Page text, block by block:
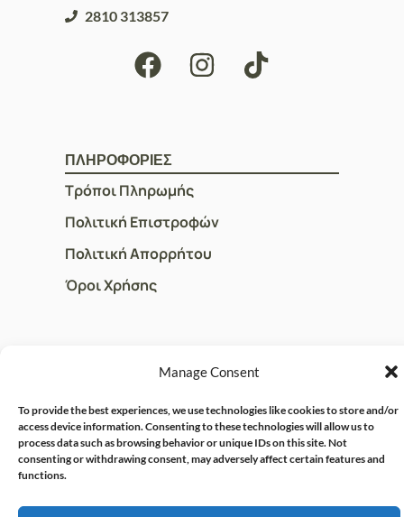
Manage Consent
To provide the best experiences, we use technologies like cookies to store and/or
access device information. Consenting to these technologies will allow us to
process data such as browsing behavior or unique IDs on this site. Not
consenting or withdrawing consent, may adversely affect certain features and
functions.
2810 313857
ΠΛΗΡΟΦΟΡΙΕΣ
Τρόποι Πληρωμής
Πολιτική Επιστροφών
Πολιτική Απορρήτου
Όροι Χρήσης
Ο Λογαριασμός μου
Η Ομάδα μας
Επικοινωνία
© CRISPHARMACY.GR - CRAFTED WITH ♡ BY